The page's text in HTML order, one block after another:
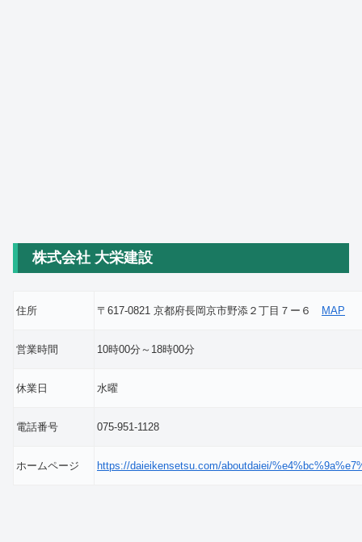
株式会社 大栄建設
住所 〒617-0821 京都府長岡京市野添２丁目７ー６ MAP
営業時間 10時00分～18時00分
休業日 水曜
電話番号 075-951-1128
ホームページ https://daieikensetsu.com/aboutdaiei/